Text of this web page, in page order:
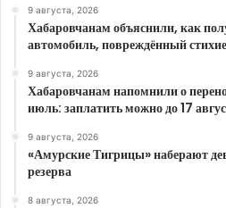
9 августа, 2026
Хабаровчанам объяснили, как
автомобиль, повреждённый
9 августа, 2026
Хабаровчанам напомнили о
июль: заплатить можно до 17
9 августа, 2026
«Амурские Тигрицы» наберают
резерва
8 августа, 2026